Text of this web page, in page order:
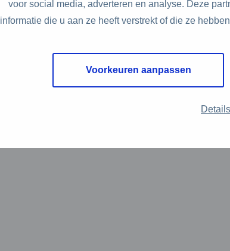
voor social media, adverteren en analyse. Deze
informatie die u aan ze heeft verstrekt of die ze
Voorkeuren aanpassen